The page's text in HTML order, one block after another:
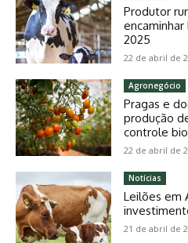
Produtor
2025
22 de abril de
Agronegócio
Pragas e
produção
controle
22 de abril de
Notícias
Leilões em
21 de abril de